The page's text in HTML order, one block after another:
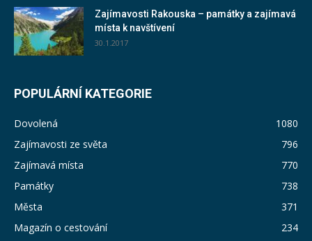
Zajímavosti Rakouska – památky a zajímavá
místa k navštívení
30.1.2017
POPULÁRNÍ KATEGORIE
Dovolená
1080
Zajímavosti ze světa
796
Zajímavá místa
770
Památky
738
Města
371
Magazín o cestování
234